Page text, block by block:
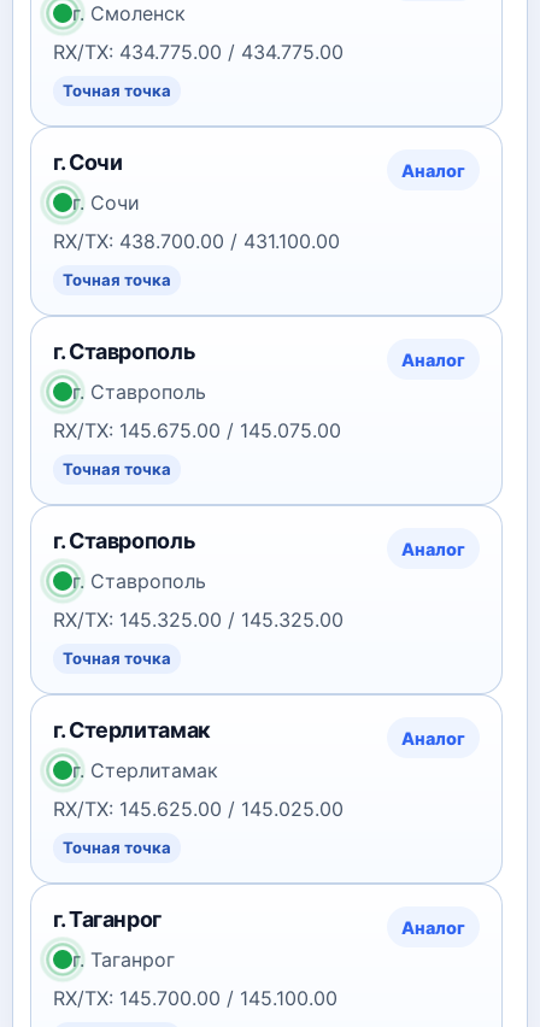
г. Смоленск
RX/TX: 434.775.00 / 434.775.00
Точная точка
г. Сочи Аналог
г. Сочи
RX/TX: 438.700.00 / 431.100.00
Точная точка
г. Ставрополь Аналог
г. Ставрополь
RX/TX: 145.675.00 / 145.075.00
Точная точка
г. Ставрополь Аналог
г. Ставрополь
RX/TX: 145.325.00 / 145.325.00
Точная точка
г. Стерлитамак Аналог
г. Стерлитамак
RX/TX: 145.625.00 / 145.025.00
Точная точка
г. Таганрог Аналог
г. Таганрог
RX/TX: 145.700.00 / 145.100.00